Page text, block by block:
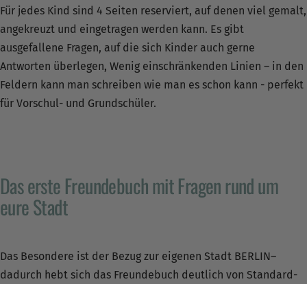
Für jedes Kind sind 4 Seiten reserviert, auf denen viel gemalt,
angekreuzt und eingetragen werden kann. Es gibt
ausgefallene Fragen, auf die sich Kinder auch gerne
Antworten überlegen, Wenig einschränkenden Linien – in den
Feldern kann man schreiben wie man es schon kann - perfekt
für Vorschul- und Grundschüler.
Das erste Freundebuch mit Fragen rund um
eure Stadt
Das Besondere ist der Bezug zur eigenen Stadt BERLIN–
dadurch hebt sich das Freundebuch deutlich von Standard-